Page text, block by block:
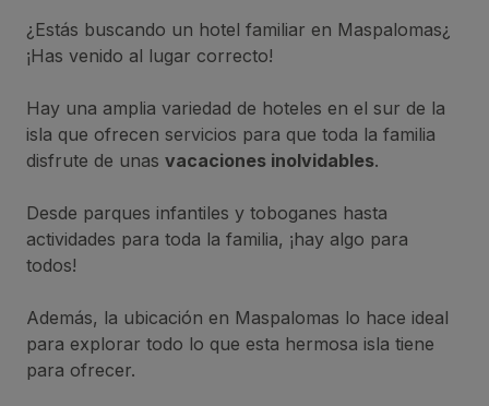
¿Estás buscando un hotel familiar en Maspalomas¿
¡Has venido al lugar correcto!
Hay una amplia variedad de hoteles en el sur de la
isla que ofrecen servicios para que toda la familia
disfrute de unas vacaciones inolvidables.
Desde parques infantiles y toboganes hasta
actividades para toda la familia, ¡hay algo para
todos!
Además, la ubicación en Maspalomas lo hace ideal
para explorar todo lo que esta hermosa isla tiene
para ofrecer.